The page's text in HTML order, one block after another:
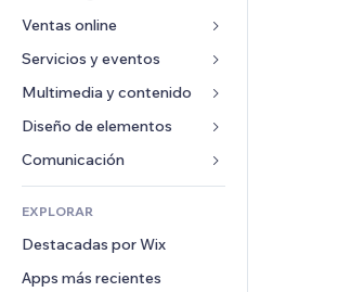
Anuncios
Móvil
Analíticas
Anuncios del sitio
Email
Ventas online
Apps para tiendas
Envíos y entregas
Botones de venta
Contabilidad
Cupones y fidelización
Almacenamiento de mercancía
Servicios y eventos
Hoteles
Eventos
Restaurantes
Inmobiliarias
Reservas
Multimedia y contenido
Galerías
Música
Pódcast
Fotografía
Video
PDF
Diseño de elementos
Mapas y navegación
Privacidad y seguridad
Reloj
Plantillas para páginas
Efectos de imágenes
Formularios
Encuestas
Chat
EXPLORAR
Destacadas por Wix
Apps más recientes